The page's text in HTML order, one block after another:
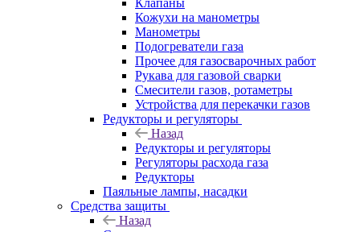
Клапаны
Кожухи на манометры
Манометры
Подогреватели газа
Прочее для газосварочных работ
Рукава для газовой сварки
Смесители газов, ротаметры
Устройства для перекачки газов
Редукторы и регуляторы
Назад
Редукторы и регуляторы
Регуляторы расхода газа
Редукторы
Паяльные лампы, насадки
Средства защиты
Назад